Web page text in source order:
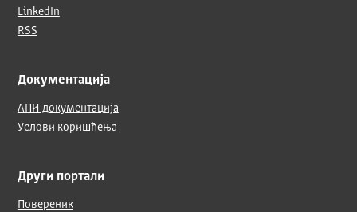
LinkedIn
RSS
Документација
АПИ документација
Услови коришћења
Други портали
Повереник